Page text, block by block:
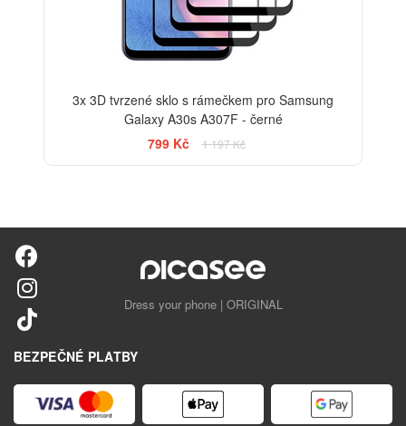
3x 3D tvrzené sklo s rámečkem pro Samsung
Galaxy A30s A307F - černé
799 Kč
1 197 Kč
Dress your phone | ORIGINAL
BEZPEČNÉ PLATBY